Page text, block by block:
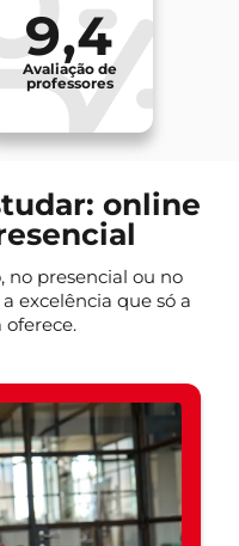
9,4
Avaliação de
professores
online
no presencial ou no
excelência que só a